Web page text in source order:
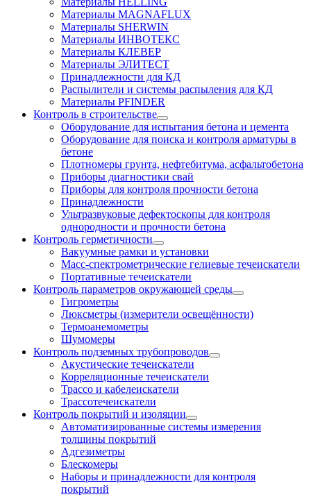
Материалы MAGNAFLUX
Материалы SHERWIN
Материалы ИНВОТЕКС
Материалы КЛЕВЕР
Материалы ЭЛИТЕСТ
Принадлежности для КД
Распылители и системы распыления для КД
Материалы PFINDER
Контроль в строительстве
Оборудование для испытания бетона и цемента
Оборудование для поиска и контроля арматуры в
бетоне
Плотномеры грунта, нефтебитума, асфальтобетона
Приборы диагностики свай
Приборы для контроля прочности бетона
Принадлежности
Ультразвуковые дефектоскопы для контроля
однородности и прочности бетона
Контроль герметичности
Вакуумные рамки и установки
Масс-спектрометрические гелиевые течеискатели
Портативные течеискатели
Контроль параметров окружающей среды
Гигрометры
Люксметры (измерители освещённости)
Термоанемометры
Шумомеры
Контроль подземных трубопроводов
Акустические течеискатели
Корреляционные течеискатели
Трассо и кабелеискатели
Трассотечеискатели
Контроль покрытий и изоляции
Автоматизированные системы измерения
толщины покрытий
Адгезиметры
Блескомеры
Наборы и принадлежности для контроля
покрытий